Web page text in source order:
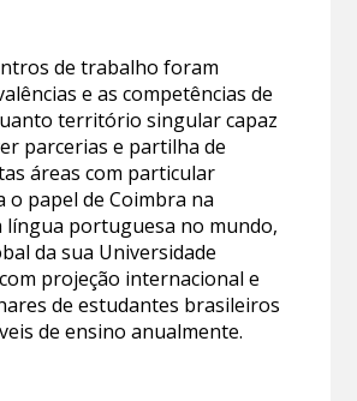
de trabalho foram
e as competências de
território singular capaz
parcerias e partilha de
áreas com particular
o papel de Coimbra na
língua portuguesa no mundo,
da sua Universidade
projeção internacional e
de estudantes brasileiros
de ensino anualmente.